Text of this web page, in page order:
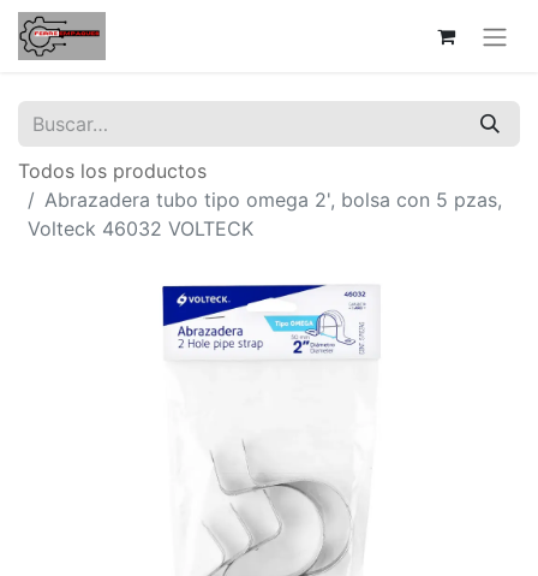
Todos los productos
Abrazadera tubo tipo omega 2', bolsa con 5 pzas,
Volteck 46032 VOLTECK